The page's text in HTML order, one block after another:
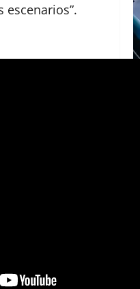
escenarios”.